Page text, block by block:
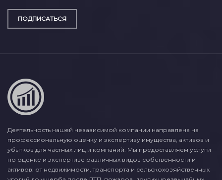
ПОДПИСАТЬСЯ
Деятельность нашей независимой компании направлена на
профессиональную оценку и экспертизу имущества, активов и
убытков для частных лиц и компаний. Мы предоставляем услуги
по оценке и экспертизе различных видов собственности и
активов: от недвижимости, транспорта и сельскохозяйственных